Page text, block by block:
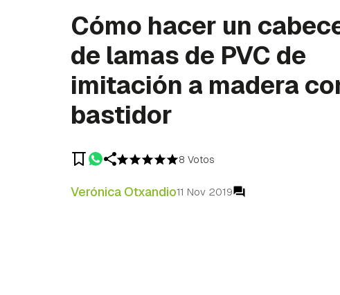
Cómo hacer un
de lamas de PVC de
imitación a madera
bastidor
8 Votos
Verónica Otxandio11 Nov 2019